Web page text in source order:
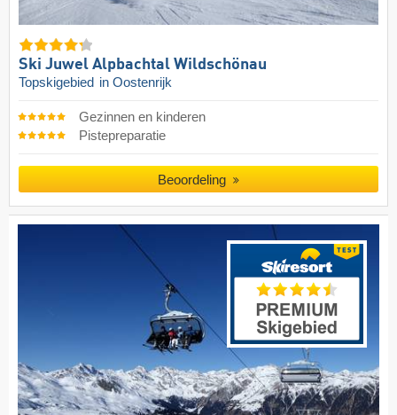
Ski Juwel Alpbachtal Wildschönau
Topskigebied in Oostenrijk
Gezinnen en kinderen
Pistepreparatie
Beoordeling